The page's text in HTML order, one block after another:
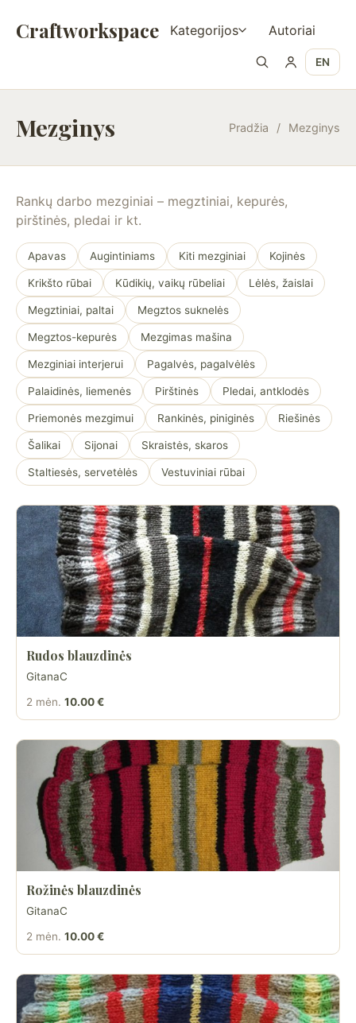
Craftworkspace Kategorijos Autoriai
EN
Mezginys Pradžia / Mezginys
Rankų darbo mezginiai – megztiniai, kepurės,
pirštinės, pledai ir kt.
Apavas Augintiniams Kiti mezginiai Kojinės
Krikšto rūbai Kūdikių, vaikų rūbeliai Lėlės, žaislai
Megztiniai, paltai Megztos suknelės
Megztos-kepurės Mezgimas mašina
Mezginiai interjerui Pagalvės, pagalvėlės
Palaidinės, liemenės Pirštinės Pledai, antklodės
Priemonės mezgimui Rankinės, piniginės Riešinės
Šalikai Sijonai Skraistės, skaros
Staltiesės, servetėlės Vestuviniai rūbai
Rudos blauzdinės
GitanaC
2 mėn. 10.00 €
Rožinės blauzdinės
GitanaC
2 mėn. 10.00 €